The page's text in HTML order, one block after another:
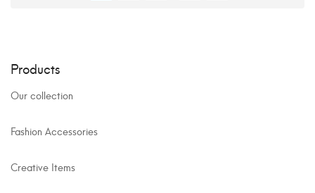
Products
Our collection
Fashion Accessories
Creative Items